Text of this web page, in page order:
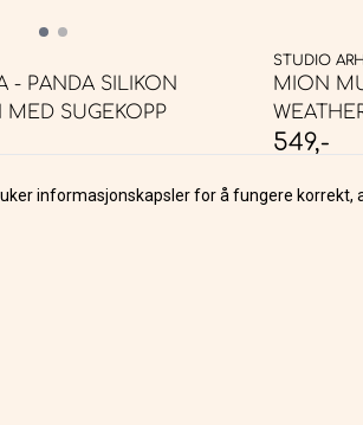
- PANDA SILIKON
MED SUGEKOPP
STUDIO
MION
549,-
informasjonskapsler for å fungere korrekt,